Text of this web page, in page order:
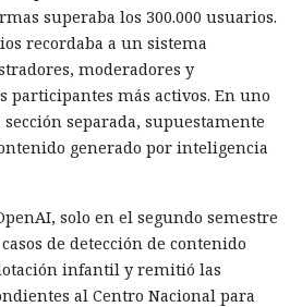
superaba los 300.000 usuarios.
recordaba a un sistema
moderadores y
participantes más activos. En uno
separada, supuestamente
generado por inteligencia
solo en el segundo semestre
de detección de contenido
infantil y remitió las
al Centro Nacional para